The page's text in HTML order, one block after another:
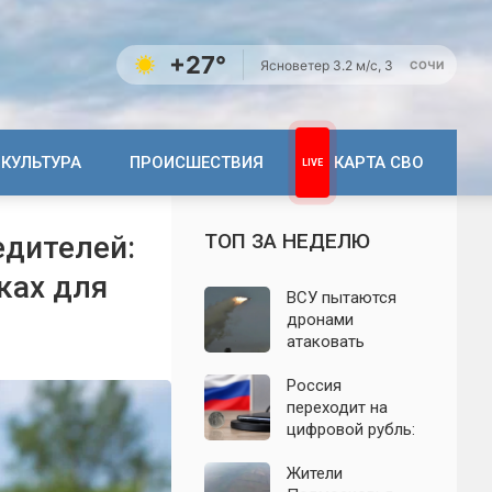
+27° Ясноветер 3.2 м/с, З СОЧИ
КУЛЬТУРА ПРОИСШЕСТВИЯ КАРТА СВО
для
ТОП ЗА НЕДЕЛЮ
ВСУ пытаются
дронами
атаковать
Крыма: свежие
подробности
налёта на
06.08.2026
Россия
переходит на
цифровой рубль:
систему сравнили
Жители